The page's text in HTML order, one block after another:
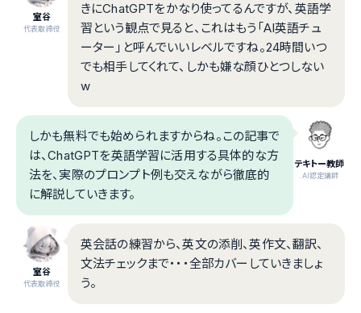
室谷
代表取締役
きにChatGPTをかなり使ってるんですが、英語学
習という観点で見ると、これはもう「AI英語チュ
ーター」と呼んでいいレベルですね。24時間いつ
でも相手してくれて、しかも嫌な顔ひとつしない
w
テキトー教師
.AI認定講師
しかも無料でも始められますからね。この記事で
は、ChatGPTを英語学習に活用する具体的な方
法を、実際のプロンプト例も交えながら徹底的
に解説していきます。
室谷
代表取締役
英会話の練習から、英文の添削、英作文、翻訳、
文法チェックまで・・・全部カバーしていきましょ
う。